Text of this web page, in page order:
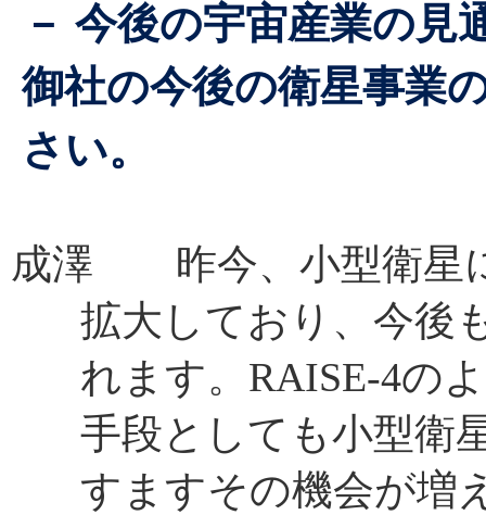
－ 今後の宇宙産業の
御社の今後の衛星事業
さい。
成澤 昨今、小型衛星
拡大しており、今後
れます。RAISE-4の
手段としても小型衛
すますその機会が増